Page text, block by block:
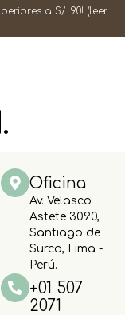
a S/. 90! (leer
Oficina
Av. Velasco
Astete 3090,
Santiago de
Surco, Lima -
Perú.
+01 507
2071